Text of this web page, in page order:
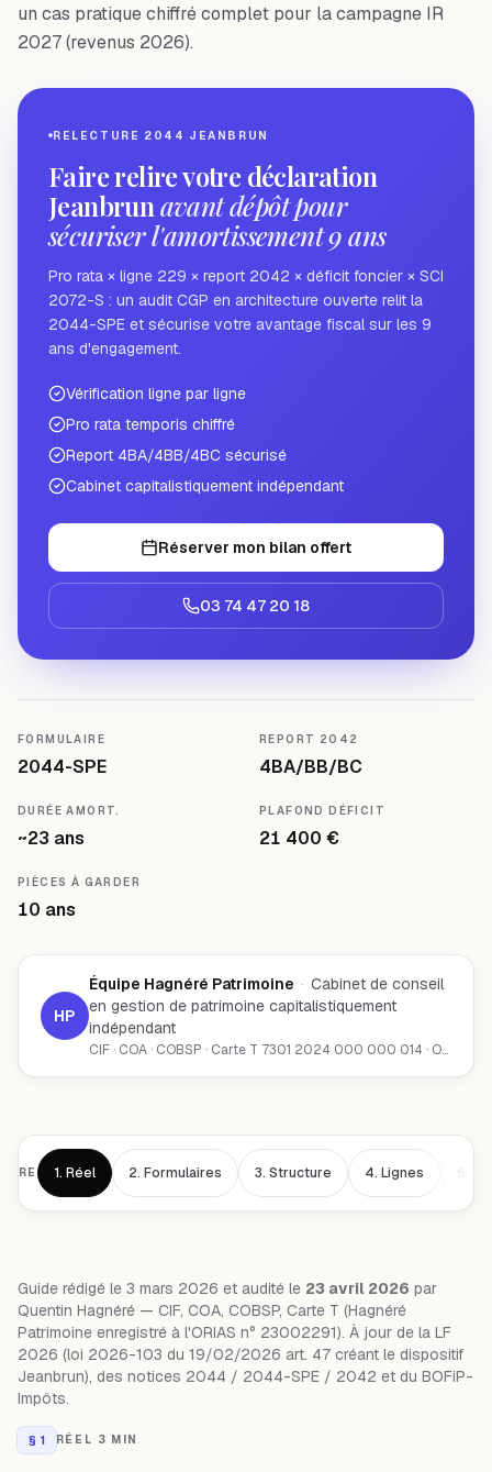
un cas pratique chiffré complet pour la campagne IR
2027 (revenus 2026).
RELECTURE 2044 JEANBRUN
Faire relire votre déclaration
Jeanbrunavant dépôt pour
sécuriser l'amortissement 9 ans
Pro rata × ligne 229 × report 2042 × déficit foncier × SCI
2072-S : un audit CGP en architecture ouverte relit la
2044-SPE et sécurise votre avantage fiscal sur les 9
ans d'engagement.
Vérification ligne par ligne
Pro rata temporis chiffré
Report 4BA/4BB/4BC sécurisé
Cabinet capitalistiquement indépendant
Réserver mon bilan offert
03 74 47 20 18
FORMULAIRE
2044-SPE
REPORT 2042
4BA/BB/BC
DURÉE AMORT.
~23 ans
PLAFOND DÉFICIT
21 400 €
PIÈCES À GARDER
10 ans
HP
Équipe Hagnéré Patrimoine · Cabinet de conseil
en gestion de patrimoine capitalistiquement
indépendant
CIF · COA · COBSP · Carte T 7301 2024 000 000 014 · ORIAS 23002291 · adhérent CNCEF Patrimoine
1. Réel 2. Formulaires 3. Structure 4. Lignes
Guide rédigé le 3 mars 2026 et audité le 23 avril 2026 par
Quentin Hagnéré — CIF, COA, COBSP, Carte T (Hagnéré
Patrimoine enregistré à l'ORIAS n° 23002291). À jour de la LF
2026 (loi 2026-103 du 19/02/2026 art. 47 créant le dispositif
Jeanbrun), des notices 2044 / 2044-SPE / 2042 et du BOFiP-
Impôts.
§ 1 RÉEL· 3 MIN